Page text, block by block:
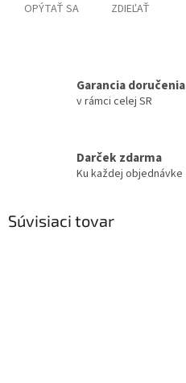
OPÝTAŤ SA ZDIEĽAŤ
Garancia doručenia
v rámci celej SR
Darček zdarma
Ku každej objednávke
Súvisiaci tovar